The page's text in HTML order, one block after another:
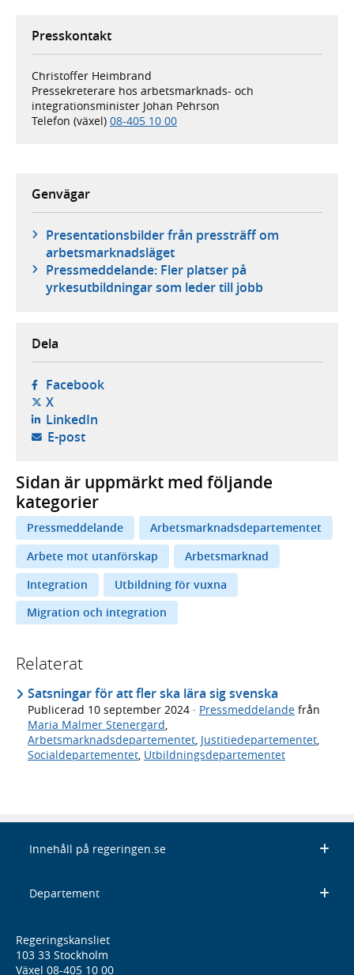
Presskontakt
Christoffer Heimbrand
Pressekreterare hos arbetsmarknads- och
integrationsminister Johan Pehrson
Telefon (växel) 08-405 10 00
Genvägar
Presentationsbilder från pressträff om
arbetsmarknadsläget
Pressmeddelande: Fler platser på
yrkesutbildningar som leder till jobb
Dela
Facebook- öppnas i ny flik, extern webbplats,
X- öppnas i ny flik, extern webbplats,
LinkedIn- öppnas i ny flik, extern webbplats,
E-post- öppnar din e-postklient,
Sidan är uppmärkt med följande
kategorier
Pressmeddelande
Arbetsmarknadsdepartementet
Arbete mot utanförskap
Arbetsmarknad
Integration
Utbildning för vuxna
Migration och integration
Relaterat
Satsningar för att fler ska lära sig svenska
Publicerad 10 september 2024 · Pressmeddelande från
Maria Malmer Stenergard,
Arbetsmarknadsdepartementet, Justitiedepartementet,
Socialdepartementet, Utbildningsdepartementet
Innehåll på regeringen.se
Departement
Regeringskansliet
103 33 Stockholm
Växel 08-405 10 00